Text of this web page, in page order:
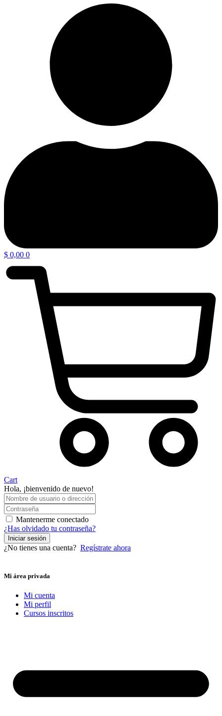
$ 0,00 0
Cart
Hola, ¡bienvenido de nuevo!
Mantenerme conectado
¿Has olvidado tu contraseña?
Iniciar sesión
¿No tienes una cuenta? Regístrate ahora
Mi área privada
Mi cuenta
Mi perfil
Cursos inscritos